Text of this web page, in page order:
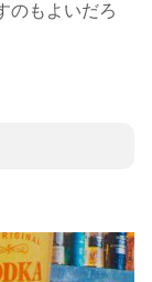
のもよいだろ